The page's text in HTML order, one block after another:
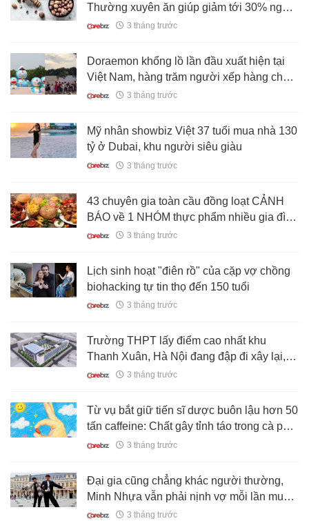
Thường xuyên ăn giúp giảm tới 30% nguy
cơ
3 tháng trước
Doraemon khổng lồ lần đầu xuất hiện tại
Việt Nam, hàng trăm người xếp hàng chờ
check-in3 tháng trước
Mỹ nhân showbiz Việt 37 tuổi mua nhà 130
tỷ ở Dubai, khu người siêu giàu
3 tháng trước
43 chuyên gia toàn cầu đồng loạt CẢNH
BÁO về 1 NHÓM thực phẩm nhiều gia đình
ăn mỗi ngày: Liên quan tới ung thư
3 tháng trước
Lịch sinh hoạt "điên rồ" của cặp vợ chồng
biohacking tự tin thọ đến 150 tuổi
3 tháng trước
Trường THPT lấy điểm cao nhất khu
Thanh Xuân, Hà Nội đang đập đi xây lại,
học sinh sắp tới sẽ được học trường mới
3 tháng trước
Từ vụ bắt giữ tiến sĩ dược buôn lậu hơn 50
tấn caffeine: Chất gây tỉnh táo trong cà phê
liên quan gì tới sản xuất ma tuý?
3 tháng trước
Đại gia cũng chẳng khác người thường,
Minh Nhựa vẫn phải nịnh vợ mỗi lần muốn
shopping3 tháng trước